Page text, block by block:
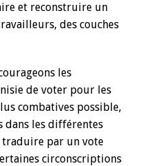
et reconstruire un
des couches
les
de voter pour les
combatives possible,
dans les différentes
traduire par un vote
circonscriptions